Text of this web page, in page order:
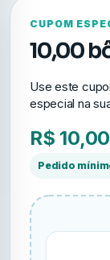
CUPOM
10,00
Use este
especial na
R$ 10,00
Pedido